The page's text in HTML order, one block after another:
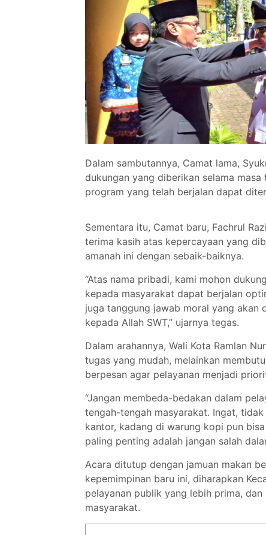
Dalam sambutannya, Camat lama,
dukungan yang diberikan selama
program yang telah berjalan dapat
Sementara itu, Camat baru, Fachrul
terima kasih atas kepercayaan yang
amanah ini dengan sebaik-baiknya.
“Atas nama pribadi, kami mohon
kepada masyarakat dapat berjalan
juga tanggung jawab moral yang akan
kepada Allah SWT,” ujarnya tegas.
Dalam arahannya, Wali Kota Ramlan
tugas yang mudah, melainkan
berpesan agar pelayanan menjadi
“Jangan membeda-bedakan dalam
tengah-tengah masyarakat. Ingat,
kantor, kadang di warung kopi pun
paling penting adalah jangan salah
Acara ditutup dengan jamuan makan
kepemimpinan baru ini, diharapkan
pelayanan publik yang lebih prima,
masyarakat.